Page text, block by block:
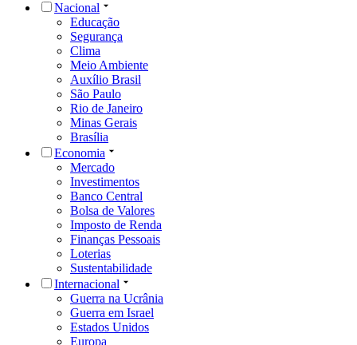
Nacional
Educação
Segurança
Clima
Meio Ambiente
Auxílio Brasil
São Paulo
Rio de Janeiro
Minas Gerais
Brasília
Economia
Mercado
Investimentos
Banco Central
Bolsa de Valores
Imposto de Renda
Finanças Pessoais
Loterias
Sustentabilidade
Internacional
Guerra na Ucrânia
Guerra em Israel
Estados Unidos
Europa